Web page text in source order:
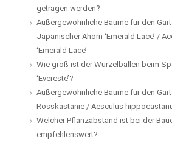
getragen werden?
Außergewöhnliche Bäume für den
Japanischer Ahorn ‘Emerald Lace’ /
‘Emerald Lace’
Wie groß ist der Wurzelballen beim
‘Evereste’?
Außergewöhnliche Bäume für den
Rosskastanie / Aesculus
Welcher Pflanzabstand ist bei der
empfehlenswert?